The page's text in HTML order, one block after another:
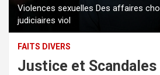
Violences sexuelles Des affaires
judiciaires viol
FAITS DIVERS
Justice et Scandales